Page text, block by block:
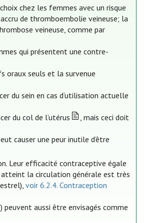
chez les femmes avec un risque
de thromboembolie veineuse; la
veineuse, comme par
qui présentent une contre-
oraux seuls et la survenue
du sein en cas d’utilisation actuelle
du col de l’utérus
, mais ceci doit
causer une peur inutile d’être
Leur efficacité contraceptive égale
la circulation générale est très
voir 6.2.4. Contraception
aussi être envisagés comme